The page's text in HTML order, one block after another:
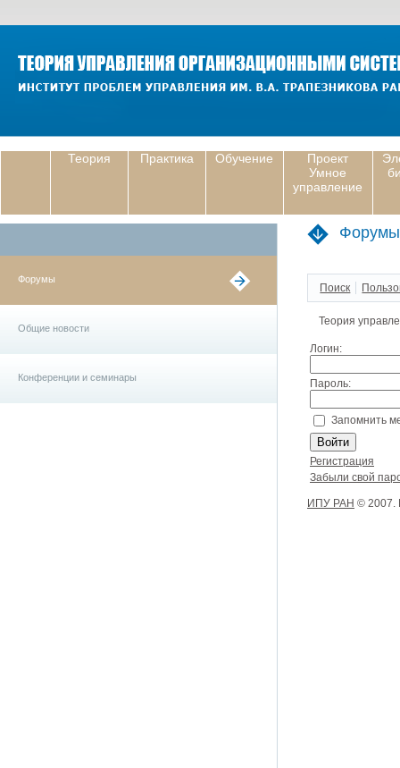
Теория Практика Обучение
Проект
Умное
управление
Форумы
Общие новости
Конференции и семинары
Поиск
Теория
Логин:
Пароль:
Запомнить
Регистрация
Забыли свой
ИПУ РАН © 2007.